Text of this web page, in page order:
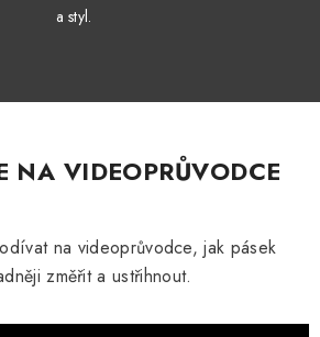
a styl.
NA VIDEOPRŮVODCE
na videoprůvodce, jak pásek
změřit a ustřihnout.